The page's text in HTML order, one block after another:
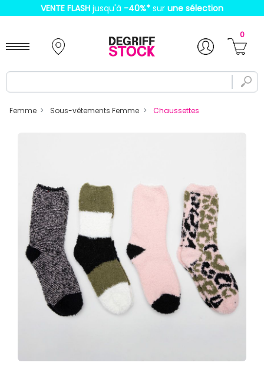
VENTE FLASH jusqu'à -40%* sur une sélection
0
Femme Sous-vêtements Femme Chaussettes